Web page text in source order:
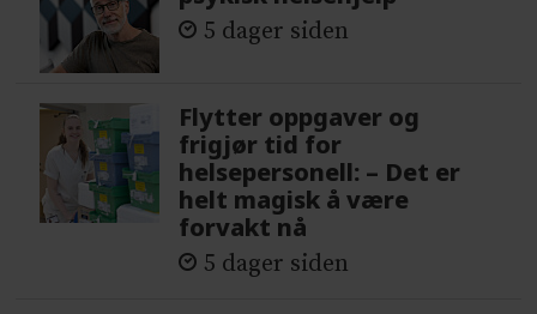
5 dager siden
Flytter oppgaver og
frigjør tid for
helsepersonell: – Det er
helt magisk å være
forvakt nå
5 dager siden